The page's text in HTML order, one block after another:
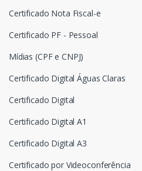
Certificado Nota Fiscal-e
Certificado PF - Pessoal
Mídias (CPF e CNPJ)
Certificado Digital Águas Claras
Certificado Digital
Certificado Digital A1
Certificado Digital A3
Certificado por Videoconferência